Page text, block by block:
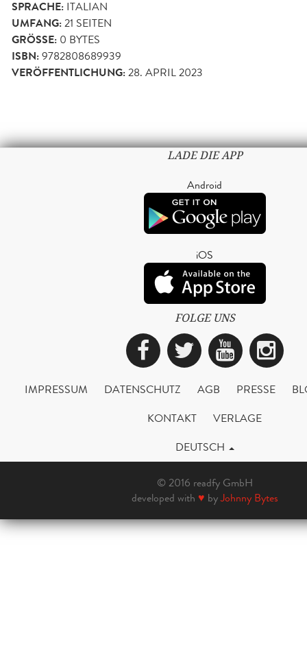
SPRACHE: ITALIAN
UMFANG:21 SEITEN
GRÖSSE: 0 BYTES
ISBN:9782808689939
VERÖFFENTLICHUNG:28. APRIL 2023
LADE DIE APP
Android
iOS
FOLGE UNS
Facebook
Twitter
IMPRESSUM DATENSCHUTZ AGB PRESSE
KONTAKT
VERLAGE
DEUTSCH
© 2016 readfy GmbH
developed with ♥ byJohnny Bytes